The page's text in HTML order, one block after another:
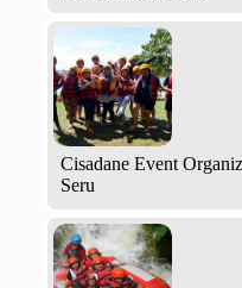
Cisadane Event
Seru